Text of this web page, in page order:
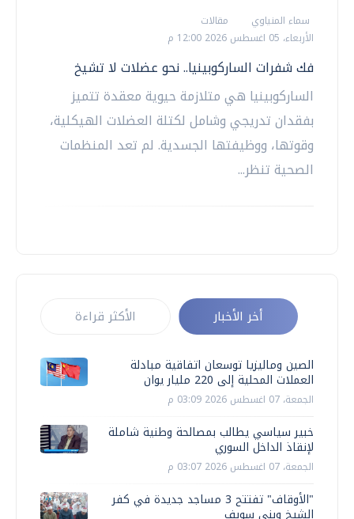
سماء المنياوي
مقالات
الأربعاء، 05 اغسطس 2026 12:00 م
فك شفرات الساركوبينيا.. نحو عضلات لا تشيخ
الساركوبينيا هي متلازمة حيوية معقدة تتميز
بفقدان تدريجي وشامل لكتلة العضلات الهيكلية،
وقوتها، ووظيفتها الجسدية. لم تعد المنظمات
الصحية تنظر...
أخر الأخبار الأكثر قراءة
الصين وماليزيا توسعان اتفاقية مبادلة
العملات المحلية إلى 220 مليار يوان
الجمعة، 07 اغسطس 2026 03:09 م
خبير سياسي يطالب بمصالحة وطنية شاملة
لإنقاذ الداخل السوري
الجمعة، 07 اغسطس 2026 03:07 م
"الأوقاف" تفتتح 3 مساجد جديدة في كفر